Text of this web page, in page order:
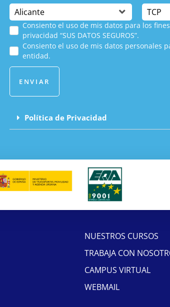
Consiento el uso de mis datos para los
privacidad “SUS DATOS SEGUROS”.
Consiento el uso de mis datos personales
entidad.
ENVIAR
Política de Privacidad
NUESTROS CURSOS
TRABAJA CON
CAMPUS VIRTUAL
WEBMAIL